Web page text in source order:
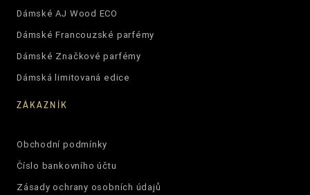
Dámské AJ Wood ECO
Dámské Francouzské parfémy
Dámské Značkové parfémy
Dámská limitovaná edice
ZÁKAZNÍK
Obchodní podmínky
Číslo bankovního účtu
Zásady ochrany osobních údajů